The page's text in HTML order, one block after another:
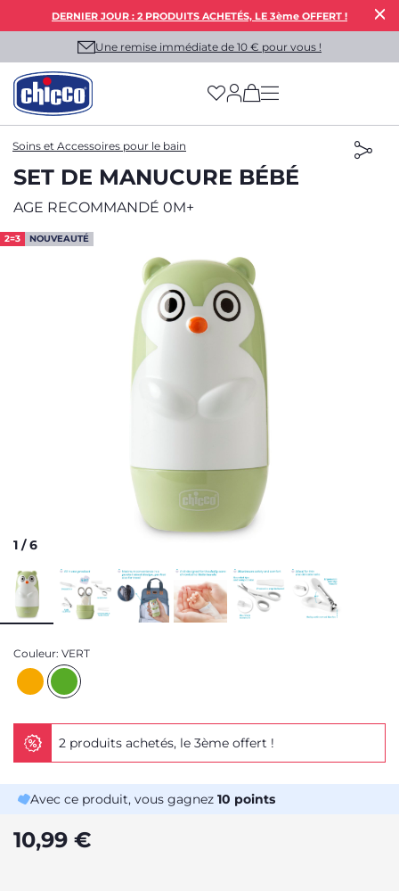
DERNIER JOUR : 2 PRODUITS ACHETÉS, LE 3ème OFFERT !
Une remise immédiate de 10 € pour vous !
(has more options
Soins et Accessoires pour le bain
SET DE MANUCURE BÉBÉ
AGE RECOMMANDÉ 0M+
2=3 NOUVEAUTÉ
1 /6
Couleur: VERT
2 produits achetés, le 3ème offert !
Avec ce produit, vous gagnez 10 points
10,99 €